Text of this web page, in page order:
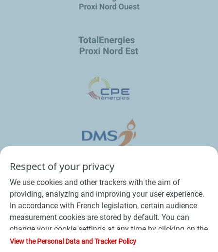
Conditions Générales de Vente Bois
Respect of your privacy
We use cookies and other trackers with the aim of
providing, analyzing and improving your user experience.
In accordance with French legislation, certain audience
measurement cookies are stored by default. You can
change your cookie settings at any time by clicking on the
"Manage my cookies" button. By clicking on the "Accept"
View the Personal Data and Tracker Policy